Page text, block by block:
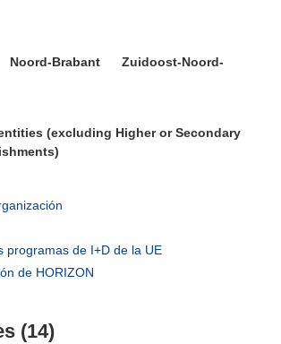
Noord-Brabant
Zuidoost-Noord-
(excluding Higher or Secondary
en
nueva
programas de I+D de la UE
de HORIZON
(14)